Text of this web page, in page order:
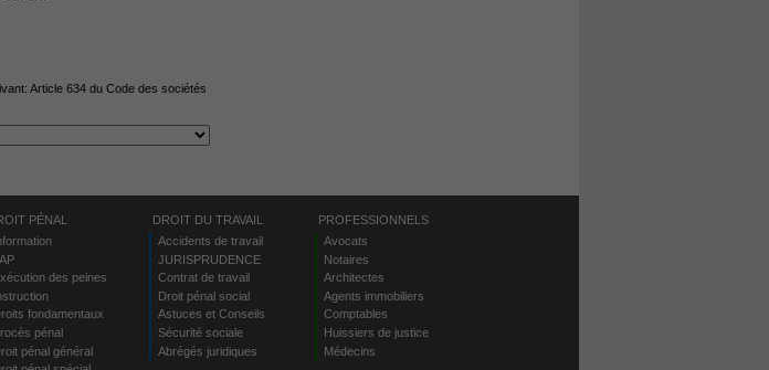
Article 634 du Code des sociétés
PÉNAL
des peines
fondamentaux
pénal
pénal général
DROIT DU TRAVAIL
Accidents de travail
JURISPRUDENCE
Contrat de travail
Droit pénal social
Astuces et Conseils
Sécurité sociale
Abrégés juridiques
PROFESSIONNELS
Avocats
Notaires
Architectes
Agents immobiliers
Comptables
Huissiers de justice
Médecins